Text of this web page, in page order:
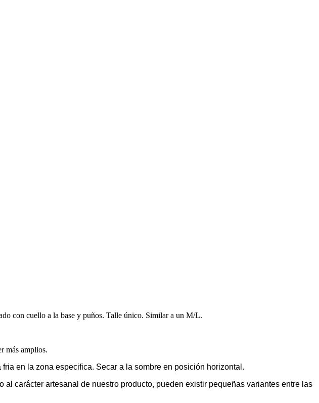
con cuello a la base y puños. Talle único. Similar a un M/L.
más amplios.
en la zona especifica. Secar a la sombre en posición horizontal.
carácter artesanal de nuestro producto, pueden existir pequeñas variantes entre las